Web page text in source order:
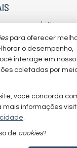
nosso newsletter
financeiros
seu imóvel
favoritos
imóveis
J Política de
para oferecer
o desempenho,
interage em nosso
coletadas por
você concorda
mais informações
.
de cookies?